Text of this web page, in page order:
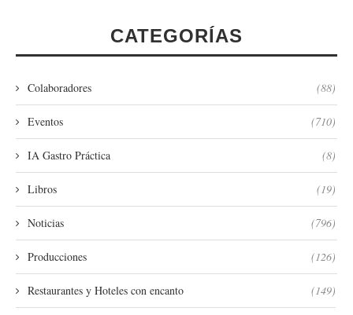
CATEGORÍAS
Colaboradores (88)
Eventos (710)
IA Gastro Práctica (8)
Libros (19)
Noticias (796)
Producciones (126)
Restaurantes y Hoteles con encanto (149)